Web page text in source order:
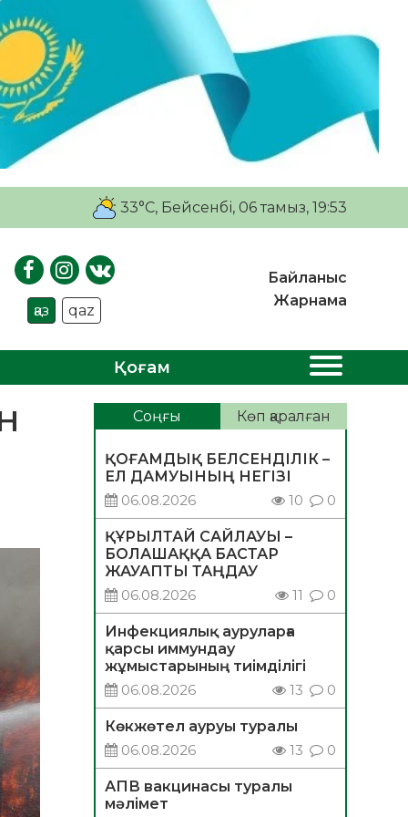
33°C, Бейсенбі, 06 тамыз, 19:53
қаз qaz
Байланыс
Жарнама
Қоғам
Соңғы Көп қаралған
ҚОҒАМДЫҚ БЕЛСЕНДІЛІК –
ЕЛ ДАМУЫНЫҢ НЕГІЗІ
06.08.2026
10 0
ҚҰРЫЛТАЙ САЙЛАУЫ –
БОЛАШАҚҚА БАСТАР
ЖАУАПТЫ ТАҢДАУ
06.08.2026
11 0
Инфекциялық ауруларға
қарсы иммундау
жұмыстарының тиімділігі
06.08.2026
13 0
Көкжөтел ауруы туралы
06.08.2026
13 0
АПВ вакцинасы туралы
мәлімет